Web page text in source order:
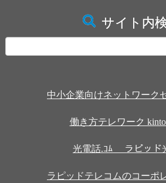
サイト内
索:
中小企業向けネットワーク
働き方テレワーク
光電話.ｺﾑ ラピッド
ラピッドテレコムのコーポ